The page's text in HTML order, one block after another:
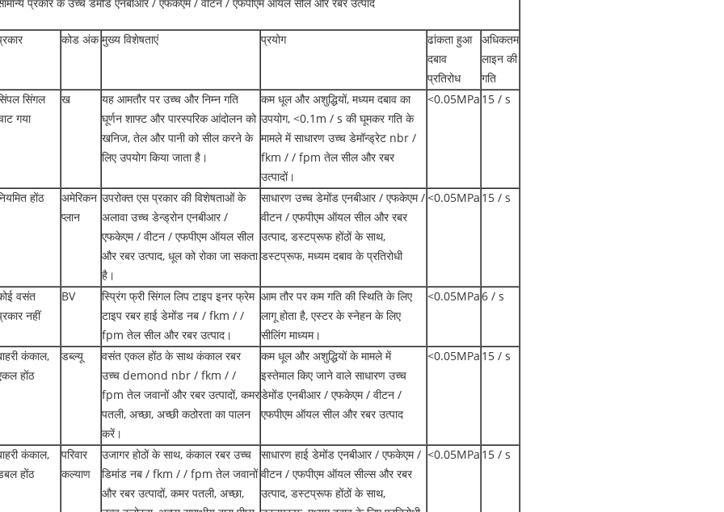
प्रकार के उच्च डेमोंड एनबीआर / एफकेएम / वीटन / एफपीएम ऑयल सील और रबर उत्पाद
कोड अंक मुख्य विशेषताएं प्रयोग
ढांकता हुआ
दबाव
प्रतिरोध
अधिकतम
लाइन की
गति
सिंगल
गया
ख
यह आमतौर पर उच्च और निम्न गति
घूर्णन शाफ्ट और पारस्परिक आंदोलन को
खनिज, तेल और पानी को सील करने के
लिए उपयोग किया जाता है।
कम धूल और अशुद्धियों, मध्यम दबाव का
उपयोग, <0.1m / s की घूमकर गति के
मामले में साधारण उच्च डेमॉन्ड्रेट nbr /
fkm / / fpm तेल सील और रबर
उत्पादों।
<0.05MPa 15 / s
होंठ
अमेरिकन
प्लान
उपरोक्त एस प्रकार की विशेषताओं के
अलावा उच्च डेन्ड्रोन एनबीआर /
एफकेएम / वीटन / एफपीएम ऑयल सील
और रबर उत्पाद, धूल को रोका जा सकता
है।
साधारण उच्च डेमोंड एनबीआर / एफकेएम /
वीटन / एफपीएम ऑयल सील और रबर
उत्पाद, डस्टप्रूफ होंठों के साथ,
डस्टप्रूफ, मध्यम दबाव के प्रतिरोधी
<0.05MPa 15 / s
वसंत
नहीं
BV
स्प्रिंग फ्री सिंगल लिप टाइप इनर फ्रेम
टाइप रबर हाई डेमोंड नब / fkm / /
fpm तेल सील और रबर उत्पाद।
आम तौर पर कम गति की स्थिति के लिए
लागू होता है, एस्टर के स्नेहन के लिए
सीलिंग माध्यम।
<0.05MPa6 / s
कंकाल,
होंठ
डब्ल्यू
वसंत एकल होंठ के साथ कंकाल रबर
उच्च demond nbr / fkm / /
fpm तेल जवानों और रबर उत्पादों, कमर
पतली, अच्छा, अच्छी कठोरता का पालन
करें।
कम धूल और अशुद्धियों के मामले में
इस्तेमाल किए जाने वाले साधारण उच्च
डेमोंड एनबीआर / एफकेएम / वीटन /
एफपीएम ऑयल सील और रबर उत्पाद
<0.05MPa 15 / s
कंकाल,
होंठ
परिवार
कल्याण
उजागर होठों के साथ, कंकाल रबर उच्च
डिमांड नब / fkm / / fpm तेल जवानों
और रबर उत्पादों, कमर पतली, अच्छा,
साधारण हाई डेमोंड एनबीआर / एफकेएम /
वीटन / एफपीएम ऑयल सील्स और रबर
उत्पाद, डस्टप्रूफ होंठों के साथ,
<0.05MPa 15 / s